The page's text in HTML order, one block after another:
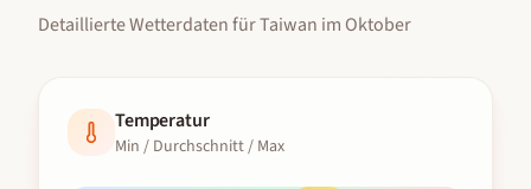
Detaillierte Wetterdaten fürTaiwan im Oktober
Temperatur
Min / Durchschnitt / Max